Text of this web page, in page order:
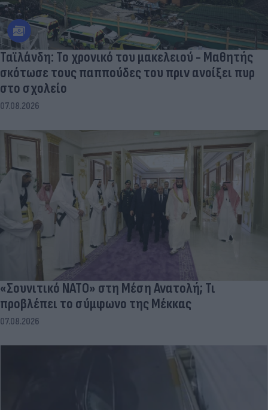
Ταϊλάνδη: Το χρονικό του μακελειού - Μαθητής
σκότωσε τους παππούδες του πριν ανοίξει πυρ
στο σχολείο
07.08.2026
«Σουνιτικό ΝΑΤΟ» στη Μέση Ανατολή; Τι
προβλέπει το σύμφωνο της Μέκκας
07.08.2026